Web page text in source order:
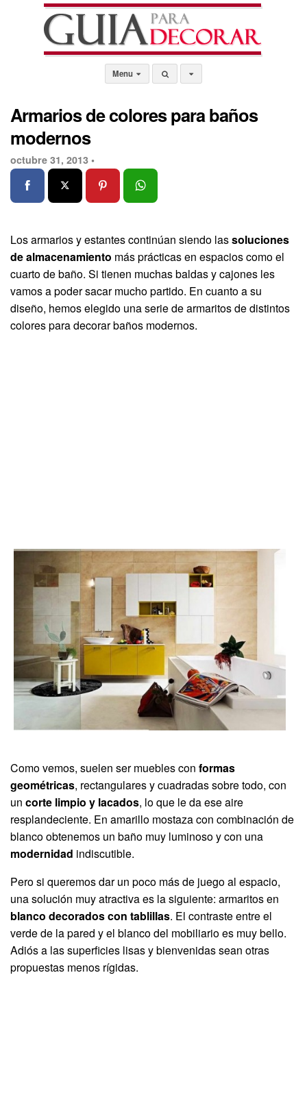
Menu
Armarios de colores para baños
modernos
octubre 31, 2013 •
Los armarios y estantes continúan siendo lassoluciones
de almacenamiento más prácticas en espacios como el
cuarto de baño. Si tienen muchas baldas y cajones les
vamos a poder sacar mucho partido. En cuanto a su
diseño, hemos elegido una serie de armaritos de distintos
colores para decorar baños modernos.
Como vemos, suelen ser muebles con formas
geométricas, rectangulares y cuadradas sobre todo, con
un corte limpio y lacados, lo que le da ese aire
resplandeciente. En amarillo mostaza con combinación de
blanco obtenemos un baño muy luminoso y con una
modernidad indiscutible.
Pero si queremos dar un poco más de juego al espacio,
una solución muy atractiva es la siguiente: armaritos en
blanco decorados con tablillas. El contraste entre el
verde de la pared y el blanco del mobiliario es muy bello.
Adiós a las superficies lisas y bienvenidas sean otras
propuestas menos rígidas.